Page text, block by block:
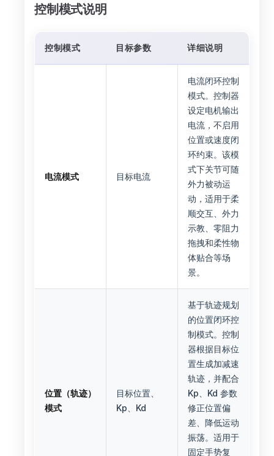
控制模式说明
控制模式 目标参数 详细说明
电流模式 目标电流
电流闭环控制
模式。控制器
设定电机输出
电流，不启用
位置或速度闭
环约束。该模
式下关节可随
外力被动运
动，适用于柔
顺交互、外力
示教、零阻力
拖拽和柔性物
体贴合等场
景。
位置（轨迹）
模式
目标位置、
Kp、Kd
基于轨迹规划
的位置闭环控
制模式。控制
器根据目标位
置生成加减速
轨迹，并配合
Kp、Kd 参数
修正位置偏
差、降低运动
振荡。适用于
固定手势复